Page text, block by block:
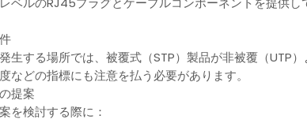
生する場所では、被覆式（STP）製品が非被覆（UTP
などの指標にも注意を払う必要があります。
提案
を検討する際に：